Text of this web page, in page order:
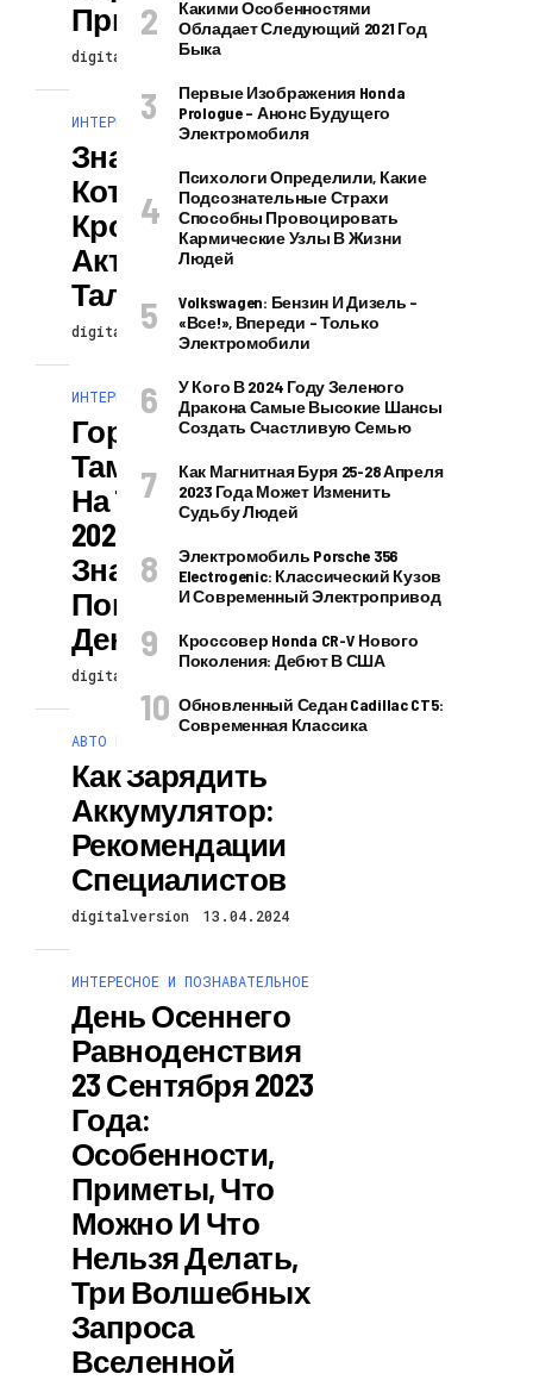
Приметы
digitalversion 13.04.2024
ИНТЕРЕСНОЕ И ПОЗНАВАТЕЛЬНОЕ
Знаки Зодиака, У
Которых В
Крови
Актерский
Талант
digitalversion 13.04.2024
ИНТЕРЕСНОЕ И ПОЗНАВАТЕЛЬНОЕ
Гороскоп От
Тамары Глобы
На 18 Сентября
2023 Года: Каким
Знакам Зодиака
Повезет В Этот
День
digitalversion 13.04.2024
АВТО МОТО
Как Зарядить
Аккумулятор:
Рекомендации
Специалистов
digitalversion 13.04.2024
ИНТЕРЕСНОЕ И ПОЗНАВАТЕЛЬНОЕ
День Осеннего
Равноденствия
23 Сентября 2023
Года:
Особенности,
Приметы, Что
Можно И Что
Нельзя Делать,
Три Волшебных
Запроса
Вселенной
Какими Особенностями
Обладает Следующий 2021 Год
Быка
Первые Изображения Honda
Prologue – Анонс Будущего
Электромобиля
Психологи Определили, Какие
Подсознательные Страхи
Способны Провоцировать
Кармические Узлы В Жизни
Людей
Volkswagen: Бензин И Дизель –
«все!», Впереди – Только
Электромобили
У Кого В 2024 Году Зеленого
Дракона Самые Высокие Шансы
Создать Счастливую Семью
Как Магнитная Буря 25-28 Апреля
2023 Года Может Изменить
Судьбу Людей
Электромобиль Porsche 356
Electrogenic: Классический Кузов
И Современный Электропривод
Кроссовер Honda CR-V Нового
Поколения: Дебют В США
Обновленный Седан Cadillac CT5:
Современная Классика